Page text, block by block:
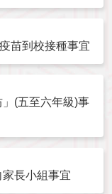
苗到校接種事宜
(五至六年級)事
長小組事宜